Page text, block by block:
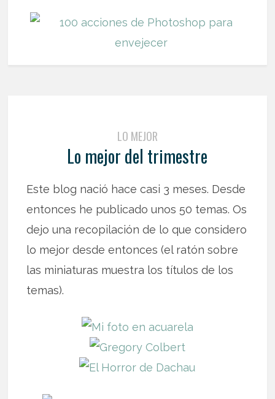
LO MEJOR
Lo mejor del trimestre
Este blog nació hace casi 3 meses. Desde
entonces he publicado unos 50 temas. Os
dejo una recopilación de lo que considero
lo mejor desde entonces (el ratón sobre
las miniaturas muestra los títulos de los
temas).